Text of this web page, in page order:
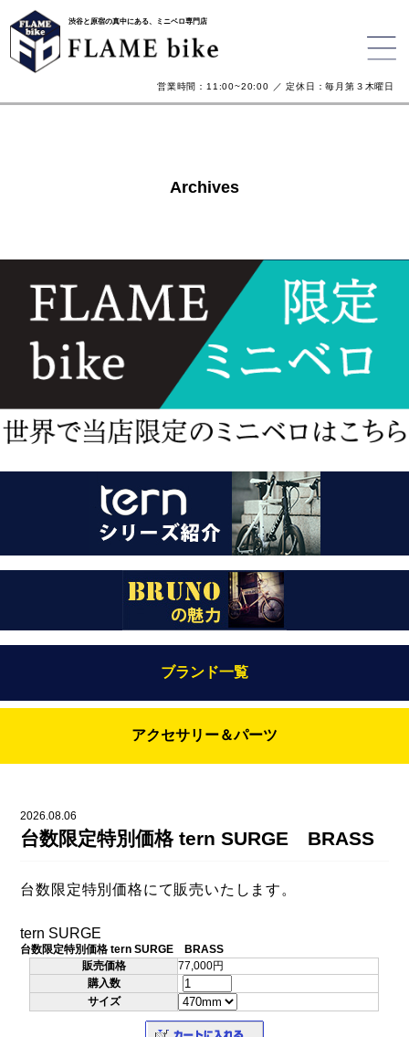
渋谷と原宿の真中にある、ミニベロ専門店
営業時間：11:00~20:00 ／ 定休日：毎月第３木曜日
Archives
ブランド一覧
Bianchi（ビアンキ）
BRUNO(ブルーノ)
DAHON（ダホーン）
FUJI（フジ）
GIOS（ジオス）
KUWAHARA（クワハラ）
MASI（マージ）
PASHLEY（パシュレー）
アクセサリー＆パーツ
knog（ノグ）
マルイのかわいいキャップ
2026.08.06
台数限定特別価格 tern SURGE BRASS
台数限定特別価格にて販売いたします。
tern SURGE
台数限定特別価格 tern SURGE BRASS
販売価格
77,000円
購入数
サイズ